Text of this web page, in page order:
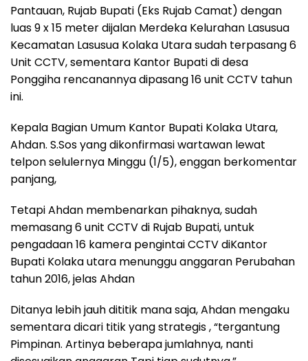
Pantauan, Rujab Bupati (Eks Rujab Camat) dengan
luas 9 x 15 meter dijalan Merdeka Kelurahan Lasusua
Kecamatan Lasusua Kolaka Utara sudah terpasang 6
Unit CCTV, sementara Kantor Bupati di desa
Ponggiha rencanannya dipasang 16 unit CCTV tahun
ini.
Kepala Bagian Umum Kantor Bupati Kolaka Utara,
Ahdan. S.Sos yang dikonfirmasi wartawan lewat
telpon selulernya Minggu (1/5), enggan berkomentar
panjang,
Tetapi Ahdan membenarkan pihaknya, sudah
memasang 6 unit CCTV di Rujab Bupati, untuk
pengadaan 16 kamera pengintai CCTV diKantor
Bupati Kolaka utara menunggu anggaran Perubahan
tahun 2016, jelas Ahdan
Ditanya lebih jauh dititik mana saja, Ahdan mengaku
sementara dicari titik yang strategis , “tergantung
Pimpinan. Artinya beberapa jumlahnya, nanti